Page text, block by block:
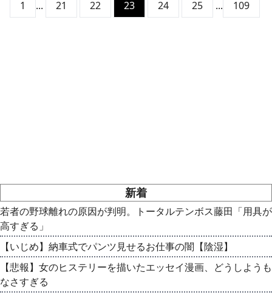
1 ... 21 22 23 24 25 ... 109
新着
若者の野球離れの原因が判明。トータルテンボス藤田「用具が
高すぎる」
【いじめ】納車式でパンツ見せるお仕事の闇【陰湿】
【悲報】女のヒステリーを描いたエッセイ漫画、どうしようも
なさすぎる